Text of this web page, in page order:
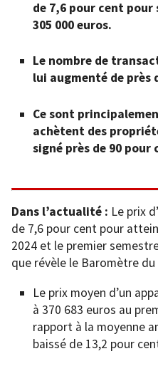
de 7,6 pour cent pour
305 000 euros.
Le nombre de
lui augmenté de près
Ce sont
achètent des
signé près de 90 pour
Dans l’actualité : Le prix
de 7,6 pour cent pour
2024 et le premier
que révèle le Baromètre
Le prix moyen d’un
à 370 683 euros au
rapport à la moyenne
baissé de 13,2 pour